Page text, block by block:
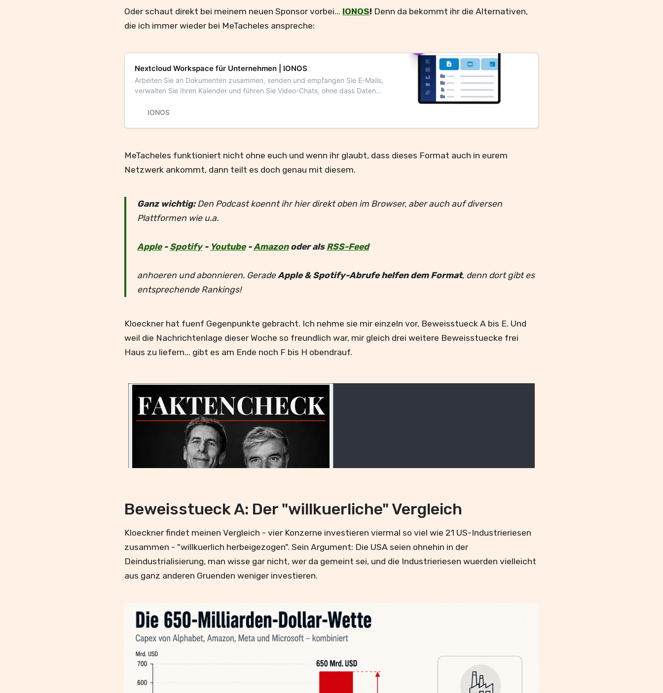
Oder schaut direkt bei meinem neuen Sponsor vorbei... IONOS! Denn da bekommt ihr die Alternativen,
die ich immer wieder bei MeTacheles anspreche:
Nextcloud Workspace für Unternehmen | IONOS
Arbeiten Sie an Dokumenten zusammen, senden und empfangen Sie E-Mails,
verwalten Sie Ihren Kalender und führen Sie Video-Chats, ohne dass Daten
IONOS
MeTacheles funktioniert nicht ohne euch und wenn ihr glaubt, dass dieses Format auch in eurem
Netzwerk ankommt, dann teilt es doch genau mit diesem.
Ganz wichtig: Den Podcast koennt ihr hier direkt oben im Browser, aber auch auf diversen
Plattformen wie u.a.
Apple- Spotify- Youtube-Amazonoder als RSS-Feed
anhoeren und abonnieren. GeradeApple & Spotify-Abrufe helfen dem Format, denn dort gibt es
entsprechende Rankings!
Kloeckner hat fuenf Gegenpunkte gebracht. Ich nehme sie mir einzeln vor, Beweisstueck A bis E. Und
weil die Nachrichtenlage dieser Woche so freundlich war, mir gleich drei weitere Beweisstuecke frei
Haus zu liefern... gibt es am Ende noch F bis H obendrauf.
Beweisstueck A: Der "willkuerliche" Vergleich
Kloeckner findet meinen Vergleich - vier Konzerne investieren viermal so viel wie 21 US-Industrieriesen
zusammen - "willkuerlich herbeigezogen". Sein Argument: Die USA seien ohnehin in der
Deindustrialisierung, man wisse gar nicht, wer da gemeint sei, und die Industrieriesen wuerden vielleicht
aus ganz anderen Gruenden weniger investieren.